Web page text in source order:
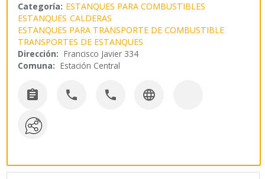
Categoría: ESTANQUES PARA COMBUSTIBLES
ESTANQUES CALDERAS
ESTANQUES PARA TRANSPORTE DE COMBUSTIBLE
TRANSPORTES DE ESTANQUES
Dirección: Francisco Javier 334
Comuna: Estación Central
   